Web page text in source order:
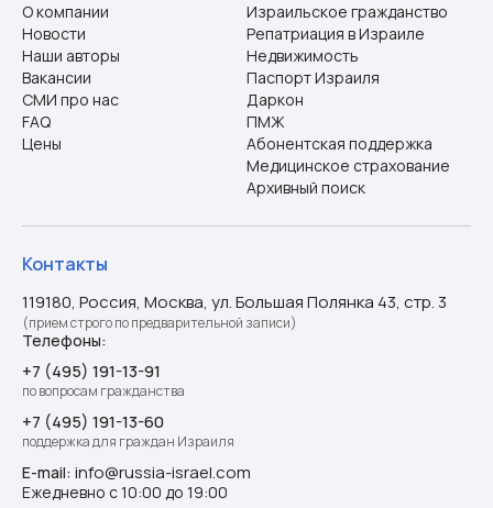
О компании
Новости
Наши авторы
Вакансии
СМИ про нас
FAQ
Цены
Израильское гражданство
Репатриация в Израиле
Недвижимость
Паспорт Израиля
Даркон
ПМЖ
Абонентская поддержка
Медицинское страхование
Архивный поиск
Контакты
119180, Россия, Москва, ул. Большая Полянка 43, стр. 3
(прием строго по предварительной записи)
Телефоны:
+7 (495) 191-13-91
по вопросам гражданства
+7 (495) 191-13-60
поддержка для граждан Израиля
E-mail: info@russia-israel.com
Ежедневно с 10:00 до 19:00